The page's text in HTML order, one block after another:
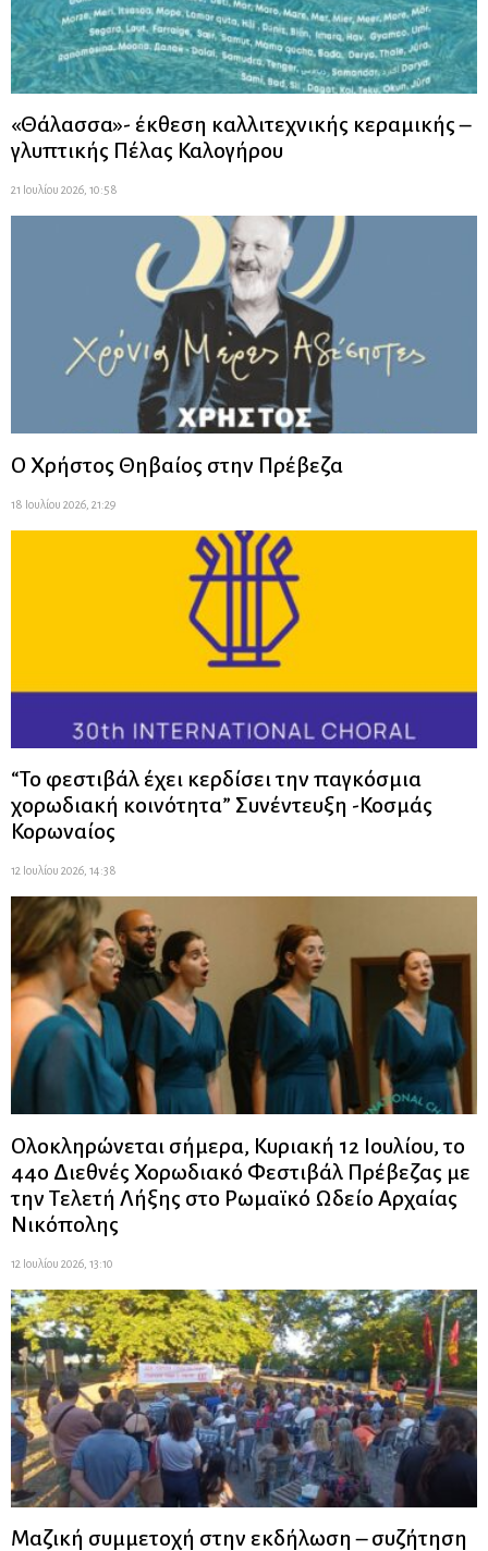
«Θάλασσα»- έκθεση καλλιτεχνικής κεραμικής –
γλυπτικής Πέλας Καλογήρου
21 Ιουλίου 2026, 10:58
Ο Χρήστος Θηβαίος στην Πρέβεζα
18 Ιουλίου 2026, 21:29
“Το φεστιβάλ έχει κερδίσει την παγκόσμια
χορωδιακή κοινότητα” Συνέντευξη -Κοσμάς
Κορωναίος
12 Ιουλίου 2026, 14:38
Ολοκληρώνεται σήμερα, Κυριακή 12 Ιουλίου, το
44ο Διεθνές Χορωδιακό Φεστιβάλ Πρέβεζας με
την Τελετή Λήξης στο Ρωμαϊκό Ωδείο Αρχαίας
Νικόπολης
12 Ιουλίου 2026, 13:10
Μαζική συμμετοχή στην εκδήλωση – συζήτηση